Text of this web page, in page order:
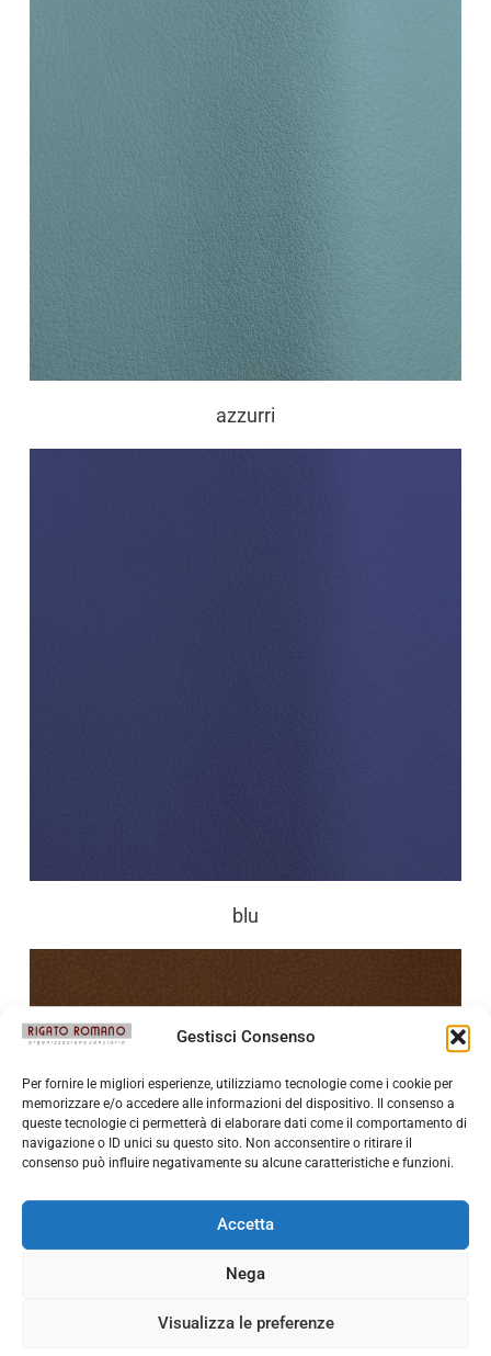
Gestisci Consenso
Per fornire le migliori esperienze, utilizziamo tecnologie come i cookie per
memorizzare e/o accedere alle informazioni del dispositivo. Il consenso a
queste tecnologie ci permetterà di elaborare dati come il comportamento di
navigazione o ID unici su questo sito. Non acconsentire o ritirare il
consenso può influire negativamente su alcune caratteristiche e funzioni.
Accetta
Nega
Visualizza le preferenze
azzurri
blu